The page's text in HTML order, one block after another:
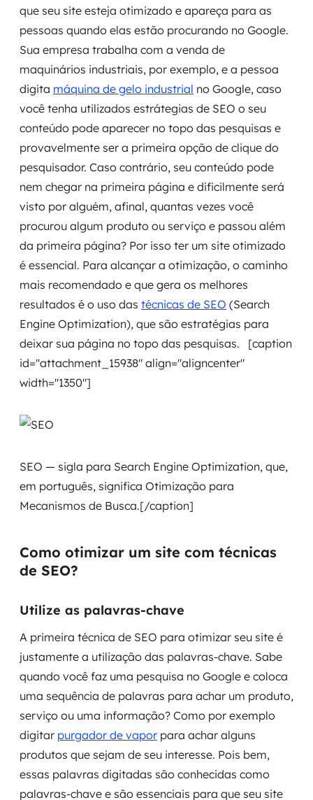
Desenvolvimento web e mobile
Modernização tecnológica
Arquitetura de soluções
Migração para Cloud
Transformação digital
UX / UI design
Sustentar operações com eficiência
Sustentação de aplicações
Monitoramento 24x7
Suporte a banco de dados
Billing Cloud
Gestão de infraestrutura
Escalar com segurança
DevSecOps
Simulação de Phishing
Segurança de aplicações e Cloud
que seu site esteja otimizado e apareça para as
pessoas quando elas estão procurando no Google.
Sua empresa trabalha com a venda de
maquinários industriais, por exemplo, e a pessoa
digita máquina de gelo industrial no Google, caso
você tenha utilizados estrátegias de SEO o seu
conteúdo pode aparecer no topo das pesquisas e
provavelmente ser a primeira opção de clique do
pesquisador. Caso contrário, seu conteúdo pode
nem chegar na primeira página e dificilmente será
visto por alguém, afinal, quantas vezes você
procurou algum produto ou serviço e passou além
da primeira página? Por isso ter um site otimizado
é essencial. Para alcançar a otimização, o caminho
mais recomendado e que gera os melhores
resultados é o uso das técnicas de SEO (Search
Engine Optimization), que são estratégias para
deixar sua página no topo das pesquisas. [caption
id="attachment_15938" align="aligncenter"
width="1350"]
SEO — sigla para Search Engine Optimization, que,
em português, significa Otimização para
Mecanismos de Busca.[/caption]
Como otimizar um site com técnicas
de SEO?
Utilize as palavras-chave
A primeira técnica de SEO para otimizar seu site é
justamente a utilização das palavras-chave. Sabe
quando você faz uma pesquisa no Google e coloca
uma sequência de palavras para achar um produto,
serviço ou uma informação? Como por exemplo
digitar purgador de vapor para achar alguns
produtos que sejam de seu interesse. Pois bem,
essas palavras digitadas são conhecidas como
palavras-chave e são essenciais para que seu site